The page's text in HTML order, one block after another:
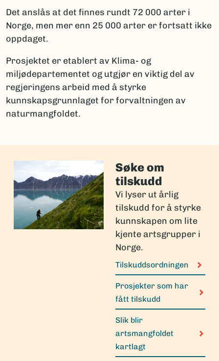
Det anslås at det finnes rundt 72 000 arter i
Norge, men mer enn 25 000 arter er fortsatt ikke
oppdaget.
Prosjektet er etablert av Klima- og
miljødepartementet og utgjør en viktig del av
regjeringens arbeid med å styrke
kunnskapsgrunnlaget for forvaltningen av
naturmangfoldet.
Søke om
tilskudd
Vi lyser ut årlig
tilskudd for å styrke
kunnskapen om lite
kjente artsgrupper i
Norge.
Tilskuddsordningen
Prosjekter som har
fått tilskudd
Slik blir
artsmangfoldet
kartlagt